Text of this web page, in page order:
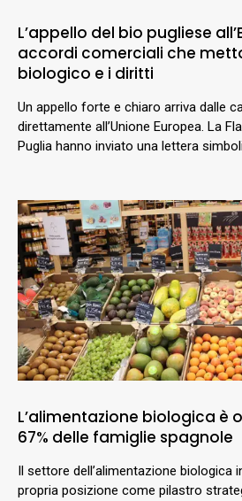
L’appello del bio pugliese
accordi comerciali che
biologico e i diritti
Un appello forte e chiaro arriva dalle
direttamente all’Unione Europea. La
Puglia hanno inviato una lettera
L’alimentazione biologica è
67% delle famiglie spagnole
Il settore dell’alimentazione biologica
propria posizione come pilastro